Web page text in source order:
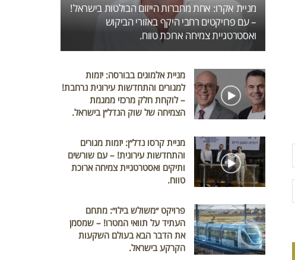
מניית אקרו: אחת מחברות הייזום הבולטות בישראל!
– עם פרויקטים רחבי היקף באזורי הביקוש
ואסטרטגיית צמיחה ארוכת טווח.
מניית אלמוגים בבורסה: יזמות
למגורים והתחדשות עירונית נרחבת!
– לוקחת חלק מרכזי ממגמת
הצמיחה של שוק הנדל״ן בישראל.
מניית קרסו נדל״ן: יזמות מגורים
והתחדשות עירונית! – עם שורשים
ותיקים ואסטרטגיית צמיחה ארוכת
טווח.
פרויקט ״משולש בילו״: מתחם
העתיד על תוואי המטרו! – שמסמן
את הדבר הבא בעולם השקעות
הקרקע בישראל.